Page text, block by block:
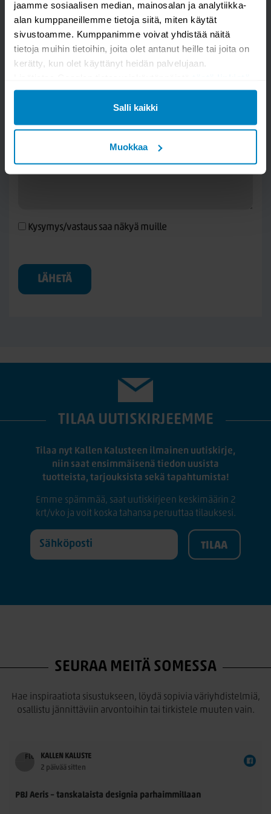
jaamme sosiaalisen median, mainosalan ja analytiikka-
alan kumppaneillemme tietoja siitä, miten käytät
sivustoamme. Kumppanimme voivat yhdistää näitä
tietoja muihin tietoihin, joita olet antanut heille tai joita on
kerätty, kun olet käyttänyt heidän palvelujaan.
Salli kaikki
Muokkaa
Kysy kysymys
Valaisin Grönlund Trendo pöytävalaisin
Kysymys/vastaus saa näkyä muille
LÄHETÄ
TILAA UUTISKIRJEEMME
Tilaa nyt Kallen Kalusteen ilmainen uutiskirje,
niin saat ensimmäisenä tiedon uusista
tuotteista, tarjouksista sekä tapahtumista!
Emme spämmää, saat uutiskirjeen keskimäärin 2
krt/vko ja voit koska tahansa peruuttaa tilauksesi.
SEURAA MEITÄ SOMESSA
Hae inspiraatiota sisustukseen, löydä sopivia väriyhdistelmiä,
osallistu jännittäviin arvontoihin tai tirkistele muuten vain.
KALLEN KALUSTE
2 päivää sitten
PBJ Aeris – tanskalaista designia parhaimmillaan